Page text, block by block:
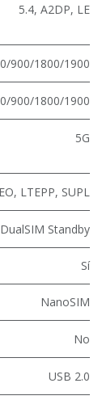
5.4, A2DP, LE
900/1800/1900
900/1800/1900
5G
LTEPP, SUPL
DualSIM Standby
Sí
NanoSIM
No
USB 2.0